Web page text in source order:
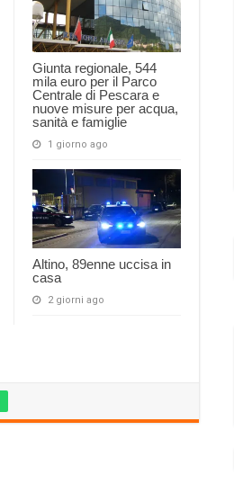
Giunta regionale, 544
mila euro per il Parco
Centrale di Pescara e
nuove misure per acqua,
sanità e famiglie
1 giorno ago
Altino, 89enne uccisa in
casa
2 giorni ago